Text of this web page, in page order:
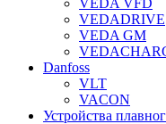
VEDA VFD
VEDADRIVE
VEDA GM
Danfoss
VLT
VACON
Устройства